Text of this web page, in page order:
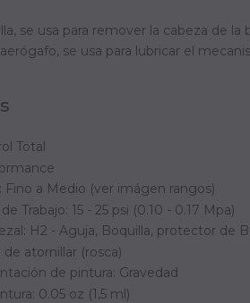
se usa para remover la cabeza de la
se usa para lubricar el
Total
Fino a Medio (ver imágen rangos)
Trabajo: 15 - 25 psi (0.10 - 0.17 Mpa)
H2 - Aguja, Boquilla, protector de
atornillar (rosca)
de pintura: Gravedad
0.05 oz (1,5 ml)